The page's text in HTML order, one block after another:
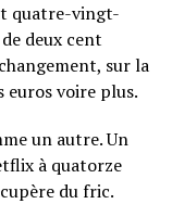
quatre-vingt-
deux cent
sur la
euros voire plus.
un autre. Un
à quatorze
du fric.